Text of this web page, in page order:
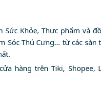
Khỏe, Thực phẩm và
Sóc Thú Cưng... từ các sàn
hàng trên Tiki, Shopee,